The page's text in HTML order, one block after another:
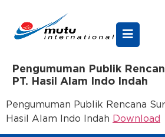
Pengumuman Publik
PT. Hasil Alam Indo Indah
Pengumuman Publik Rencana
Hasil Alam Indo Indah Download